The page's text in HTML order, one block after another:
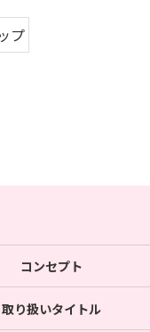
プ
コンセプト
取り扱いタイトル